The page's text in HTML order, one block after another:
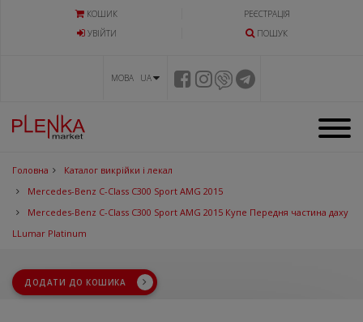
КОШИК
РЕЄСТРАЦІЯ
УВIЙТИ
ПОШУК
МОВА UA
Головна
Каталог викрійки і лекал
Mercedes-Benz C-Class C300 Sport AMG 2015
Mercedes-Benz C-Class C300 Sport AMG 2015 Купе Передня частина даху
LLumar Platinum
ДОДАТИ ДО КОШИКА